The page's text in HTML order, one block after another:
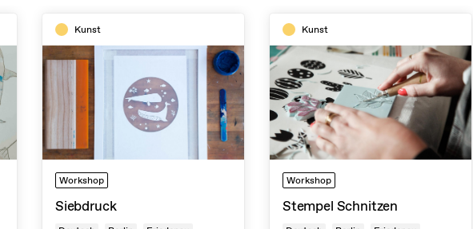
Kunst
Workshop
Siebdruck
Kunst
Workshop
Stempel Schnitzen